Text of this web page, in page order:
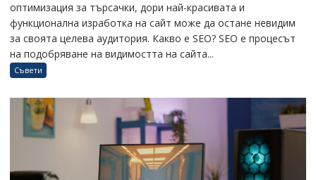
оптимизация за търсачки, дори най-красивата и
функционална изработка на сайт може да остане невидим
за своята целева аудитория. Какво е SEO? SEO е процесът
на подобряване на видимостта на сайта...
Съвети